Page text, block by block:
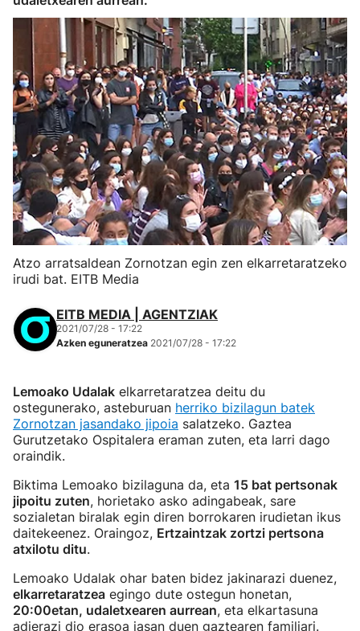
Atzo arratsaldean Zornotzan egin zen elkarretaratzeko
irudi bat. EITB Media
EITB MEDIA | AGENTZIAK
2021/07/28 - 17:22
Azken eguneratzea 2021/07/28 - 17:22
Lemoako Udalak elkarretaratzea deitu du
ostegunerako, asteburuan herriko bizilagun batek
Zornotzan jasandako jipoia salatzeko. Gaztea
Gurutzetako Ospitalera eraman zuten, eta larri dago
oraindik.
Biktima Lemoako bizilaguna da, eta 15 bat pertsonak
jipoitu zuten, horietako asko adingabeak, sare
sozialetan biralak egin diren borrokaren irudietan ikus
daitekeenez. Oraingoz, Ertzaintzak zortzi pertsona
atxilotu ditu.
Lemoako Udalak ohar baten bidez jakinarazi duenez,
elkarretaratzea egingo dute ostegun honetan,
20:00etan, udaletxearen aurrean, eta elkartasuna
adierazi dio erasoa jasan duen gaztearen familiari.